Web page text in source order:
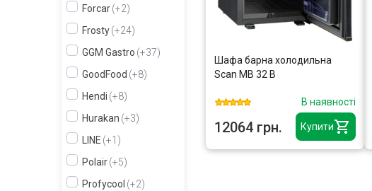
Forcar +2
Frosty +24
GGM Gastro +37
GoodFood +8
Hendi +8
Hurakan +3
LINE +1
Polair +5
Profycool
+2
Купити
Шафа барна холодильна
Scan MB 32 B
В наявності
12064 грн.